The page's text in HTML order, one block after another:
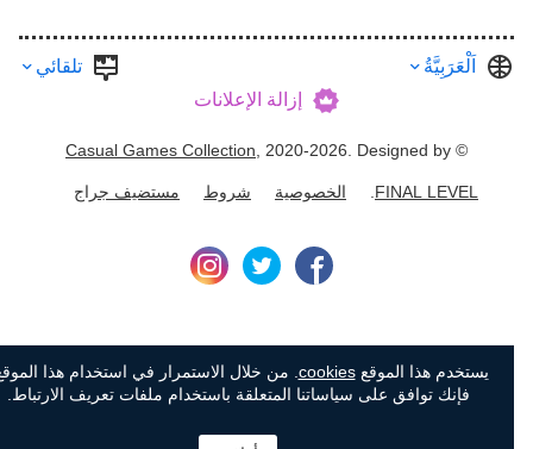
اَلْعَرَبِيَّةُ
تلقائي
إزالة الإعلانات
Casual Games Collection, 2020-2026. Designed by
FINAL LEVEL
. الخصوصية شروط مستضيف جراج
يستخدم هذا الموقعcookies. من خلال الاستمرار في استخدام هذا الموقع،
فإنك توافق على سياساتنا المتعلقة باستخدام ملفات تعريف الارتباط.